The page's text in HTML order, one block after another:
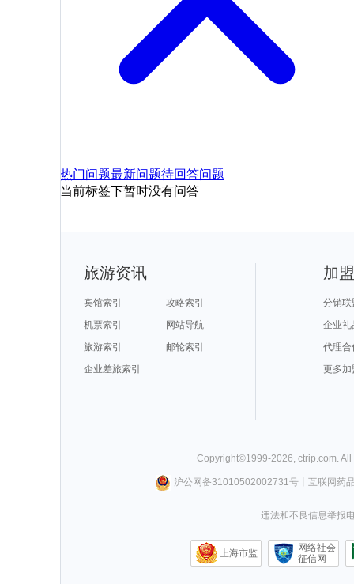
热门问题最新问题待回答问题
当前标签下暂时没有问答
旅游资讯
宾馆索引
攻略索引
机票索引
网站导航
旅游索引
邮轮索引
企业差旅索引
加
分销联
企业礼
代理合
更多加
Copyright©1999-2026, ctrip.com.
沪公网备31010502002731号丨 互联网药
违法和不良信息举报
上海市监
网络社会
征信网